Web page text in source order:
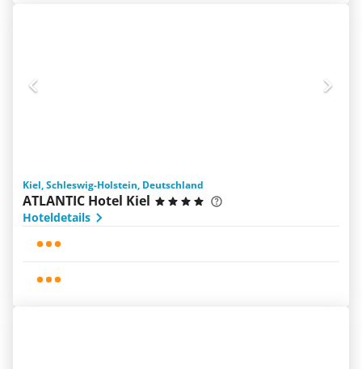
Kiel, Schleswig-Holstein, Deutschland
ATLANTIC Hotel Kiel
Hoteldetails